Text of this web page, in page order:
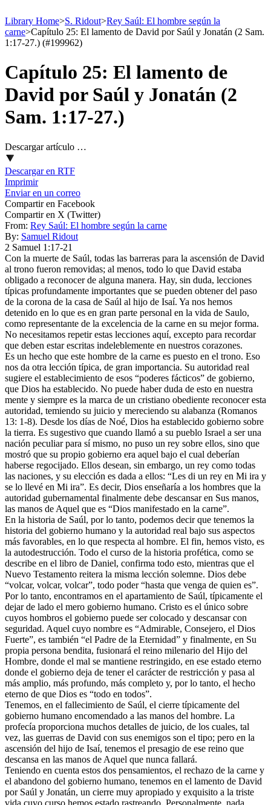
Library Home>S. Ridout>Rey Saúl: El hombre según la
carne>Capítulo 25: El lamento de David por Saúl y Jonatán (2 Sam.
1:17-27.) (#199962)
Capítulo 25: El lamento de
David por Saúl y Jonatán (2
Sam. 1:17-27.)
Descargar artículo …
Descargar en RTF
Imprimir
Enviar en un correo
Compartir en Facebook
Compartir en X (Twitter)
From: Rey Saúl: El hombre según la carne
By: Samuel Ridout
2 Samuel 1:17‑21
Con la muerte de Saúl, todas las barreras para la ascensión de David
al trono fueron removidas; al menos, todo lo que David estaba
obligado a reconocer de alguna manera. Hay, sin duda, lecciones
típicas profundamente importantes que se pueden obtener del paso
de la corona de la casa de Saúl al hijo de Isaí. Ya nos hemos
detenido en lo que es en gran parte personal en la vida de Saulo,
como representante de la excelencia de la carne en su mejor forma.
No necesitamos repetir estas lecciones aquí, excepto para recordar
que deben estar escritas indeleblemente en nuestros corazones.
Es un hecho que este hombre de la carne es puesto en el trono. Eso
nos da otra lección típica, de gran importancia. Su autoridad real
sugiere el establecimiento de esos “poderes fácticos” de gobierno,
que Dios ha establecido. No puede haber duda de esto en nuestra
mente y siempre es la marca de un cristiano obediente reconocer esta
autoridad, temiendo su juicio y mereciendo su alabanza (Romanos
13: 1-8). Desde los días de Noé, Dios ha establecido gobierno sobre
la tierra. Es sugestivo que cuando llamó a su pueblo Israel a ser una
nación peculiar para sí mismo, no puso un rey sobre ellos, sino que
mostró que su propio gobierno era aquel bajo el cual deberían
haberse regocijado. Ellos desean, sin embargo, un rey como todas
las naciones, y su elección es dada a ellos: “Les di un rey en Mi ira y
se lo llevé en Mi ira”. Es decir, Dios enseñaría a los hombres que la
autoridad gubernamental finalmente debe descansar en Sus manos,
las manos de Aquel que es “Dios manifestado en la carne”.
En la historia de Saúl, por lo tanto, podemos decir que tenemos la
historia del gobierno humano y la autoridad real bajo sus aspectos
más favorables, en lo que respecta al hombre. El fin, hemos visto, es
la autodestrucción. Todo el curso de la historia profética, como se
describe en el libro de Daniel, confirma todo esto, mientras que el
Nuevo Testamento reitera la misma lección solemne. Dios debe
“volcar, volcar, volcar”, todo poder “hasta que venga de quien es”.
Por lo tanto, encontramos en el apartamiento de Saúl, típicamente el
dejar de lado el mero gobierno humano. Cristo es el único sobre
cuyos hombros el gobierno puede ser colocado y descansar con
seguridad. Aquel cuyo nombre es “Admirable, Consejero, el Dios
Fuerte”, es también “el Padre de la Eternidad” y finalmente, en Su
propia persona bendita, fusionará el reino milenario del Hijo del
Hombre, donde el mal se mantiene restringido, en ese estado eterno
donde el gobierno deja de tener el carácter de restricción y pasa al
más amplio, más profundo, más completo y, por lo tanto, el hecho
eterno de que Dios es “todo en todos”.
Tenemos, en el fallecimiento de Saúl, el cierre típicamente del
gobierno humano encomendado a las manos del hombre. La
profecía proporciona muchos detalles de juicio, de los cuales, tal
vez, las guerras de David con sus enemigos son el tipo; pero en la
ascensión del hijo de Isaí, tenemos el presagio de ese reino que
descansa en las manos de Aquel que nunca fallará.
Teniendo en cuenta estos dos pensamientos, el rechazo de la carne y
el abandono del gobierno humano, tenemos en el lamento de David
por Saúl y Jonatán, un cierre muy apropiado y exquisito a la triste
vida cuyo curso hemos estado rastreando. Personalmente, nada